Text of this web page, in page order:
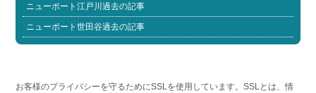
ニューポート江戸川過去の記事
ニューポート世田谷過去の記事
お客様のプライバシーを守るためにSSLを使用しています。SSLとは、情